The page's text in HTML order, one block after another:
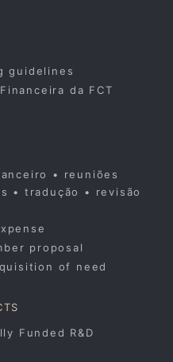
guidelines
da FCT
• reuniões
• tradução • revisão
proposal
of need
Funded R&D